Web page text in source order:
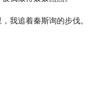
我追着秦斯询的步伐。